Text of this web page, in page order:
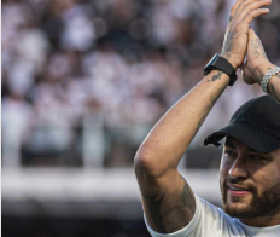
email